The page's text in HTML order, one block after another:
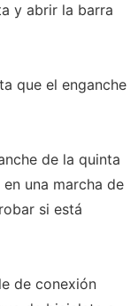
y abrir la barra
que el enganche
de la quinta
una marcha de
si está
de conexión